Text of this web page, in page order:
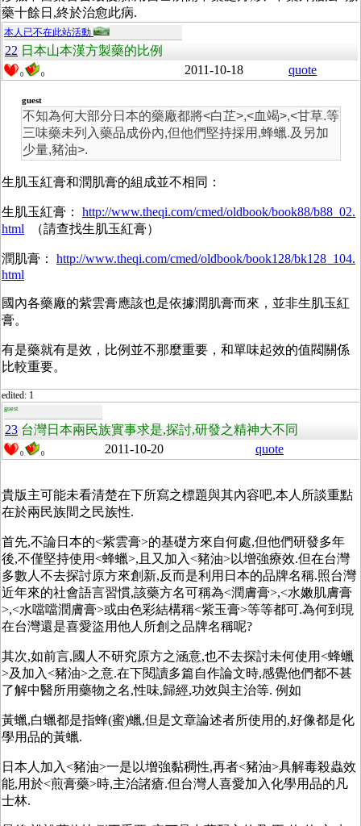
藥十餘日,終於治愈此病.
本人已不在此站活動
22 日本山本漢方製藥的比例
0 0 2011-10-18 quote
guest
不知為何大部分日本的藥廠都將<白芷>,<血竭>,<甘草.等
三味藥未列入藥品成份內,但他們堅持採用,蜂蠟.及另加
少量,豬油>.
生肌玉紅膏和潤肌膏的組成並不相同：
生肌玉紅膏： http://www.theqi.com/cmed/oldbook/book88/b88_02.
html （請查找生肌玉紅膏）
潤肌膏： http://www.theqi.com/cmed/oldbook/book128/bk128_104.
html
國內各藥廠的紫雲膏應該也是依據潤肌膏而來，並非生肌玉紅
膏。
有是藥就有是效，比例並不那麼重要，和單味起效的值閥關係
比較重要。
edited: 1
guest
23 台灣日本兩民族實事求是,探討,研發之精神大不同
0 0 2011-10-20 quote
貴版主可能未看清楚在下所寫之標題與其內容吧,本人所談重點
在於兩民族間之民族性.
首先,不論日本的<紫雲膏>的基礎方來自何處,但他們研發多年
後,不僅堅持使用<蜂蠟>,且又加入<豬油>以增強療效.但在台灣
多數人不去探討原方來創新,反而是利用日本的品牌名稱.照台灣
近年來的社會語言習慣,該藥方名可稱為<潤膚膏>,<水嫩肌膚膏
>,<水噹噹潤膚膏>或由色彩結構稱<紫玉膏>等等都可.為何到現
在台灣還是喜愛盜用他人所創之品牌名稱呢?
其次,如前言,國人不研究原方之涵意,也不去探討未何使用<蜂蠟
>及加入<豬油>之意.在下閱讀多篇自作論文時,感覺他們都不甚
了解中醫所用藥物之名,性味,歸經,功效與主治等. 例如
黃蠟,白蠟都是指蜂(蜜)蠟,但是文章論述者所使用的,好像都是化
學用品的黃蠟.
日本人加入<豬油>一是以增強黏稠性,再者<豬油>具解毒殺蟲效
能,用於<煎膏藥>時,主治諸瘡.但台灣人喜愛加入化學用品的凡
士林.